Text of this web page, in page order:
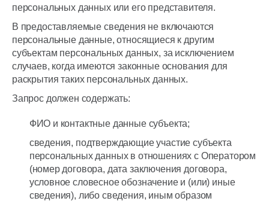
персональных данных или его представителя.
В предоставляемые сведения не включаются
персональные данные, относящиеся к другим
субъектам персональных данных, за исключением
случаев, когда имеются законные основания для
раскрытия таких персональных данных.
Запрос должен содержать:
ФИО и контактные данные субъекта;
сведения, подтверждающие участие субъекта
персональных данных в отношениях с Оператором
(номер договора, дата заключения договора,
условное словесное обозначение и (или) иные
сведения), либо сведения, иным образом